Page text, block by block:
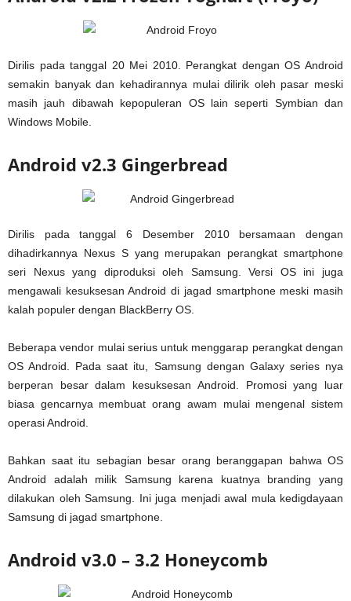
Dirilis pada tanggal 20 Mei 2010. Perangkat dengan OS Android
semakin banyak dan kehadirannya mulai dilirik oleh pasar meski
masih jauh dibawah kepopuleran OS lain seperti Symbian dan
Windows Mobile.
Android v2.3 Gingerbread
Dirilis pada tanggal 6 Desember 2010 bersamaan dengan
dihadirkannya Nexus S yang merupakan perangkat smartphone
seri Nexus yang diproduksi oleh Samsung. Versi OS ini juga
mengawali kesuksesan Android di jagad smartphone meski masih
kalah populer dengan BlackBerry OS.
Beberapa vendor mulai serius untuk menggarap perangkat dengan
OS Android. Pada saat itu, Samsung dengan Galaxy series nya
berperan besar dalam kesuksesan Android. Promosi yang luar
biasa gencarnya membuat orang awam mulai mengenal sistem
operasi Android.
Bahkan saat itu sebagian besar orang beranggapan bahwa OS
Android adalah milik Samsung karena kuatnya branding yang
dilakukan oleh Samsung. Ini juga menjadi awal mula kedigdayaan
Samsung di jagad smartphone.
Android v3.0 – 3.2 Honeycomb